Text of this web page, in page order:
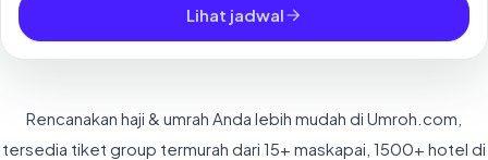
Lihat jadwal
Rencanakan haji & umrah Anda lebih mudah di Umroh.com,
tersedia tiket group termurah dari 15+ maskapai, 1500+ hotel di